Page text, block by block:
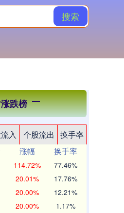
搜索
跌榜
入 个股流出
换手率
涨幅
换手率
114.72% 77.46%
20.01% 17.76%
20.00% 12.21%
20.00% 1.17%